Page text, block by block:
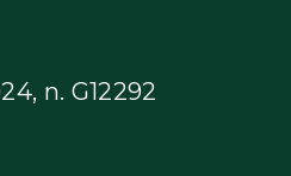
n. G12292